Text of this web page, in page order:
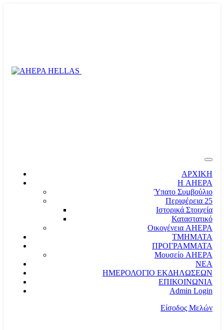
ΑΡΧΙΚΗ
Η AHEPA
Ύπατο Συµβούλιο
Περιφέρεια 25
Ιστορικά Στοιχεία
Καταστατικό
Οικογένεια AHEPA
ΤΜΗΜΑΤΑ
ΠΡΟΓΡΑΜΜΑΤΑ
Μουσείο AHEPA
ΝΕΑ
ΗΜΕΡΟΛΟΓΙΟ ΕΚΔΗΛΩΣΕΩΝ
ΕΠΙΚΟΙΝΩΝΙΑ
Admin Login
Είσοδος Μελών